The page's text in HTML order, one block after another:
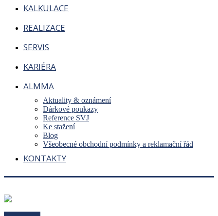
KALKULACE
REALIZACE
SERVIS
KARIÉRA
ALMMA
Aktuality & oznámení
Dárkové poukazy
Reference SVJ
Ke stažení
Blog
Všeobecné obchodní podmínky a reklamační řád
KONTAKTY